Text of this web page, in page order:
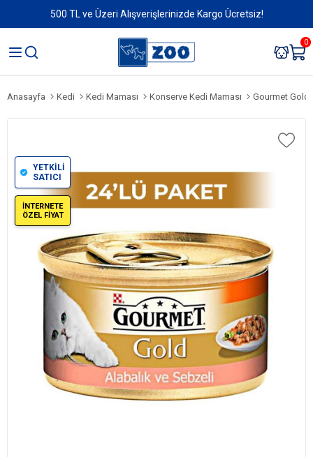
500 TL ve Üzeri Alışverişlerinizde Kargo Ücretsiz!
0
Anasayfa Kedi Kedi Maması Konserve Kedi Maması Gourmet Gold
YETKİLİ
SATICI
İNTERNETE
ÖZEL FİYAT